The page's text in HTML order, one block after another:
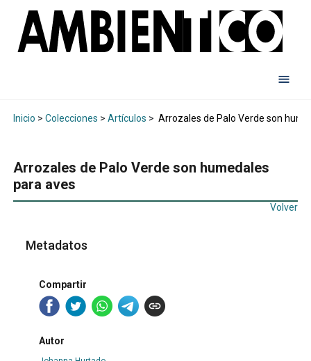
Inicio > Colecciones > Artículos > Arrozales de Palo Verde son
Arrozales de Palo Verde son humedales
para aves
Volver
Metadatos
Compartir
Autor